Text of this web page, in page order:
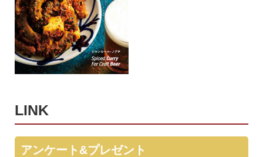
LINK
アンケート&プレゼント